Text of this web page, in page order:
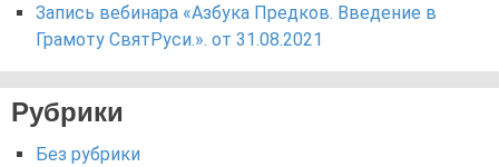
Запись вебинара «Азбука Предков. Введение в
Грамоту СвятРуси.». от 31.08.2021
Рубрики
Без рубрики